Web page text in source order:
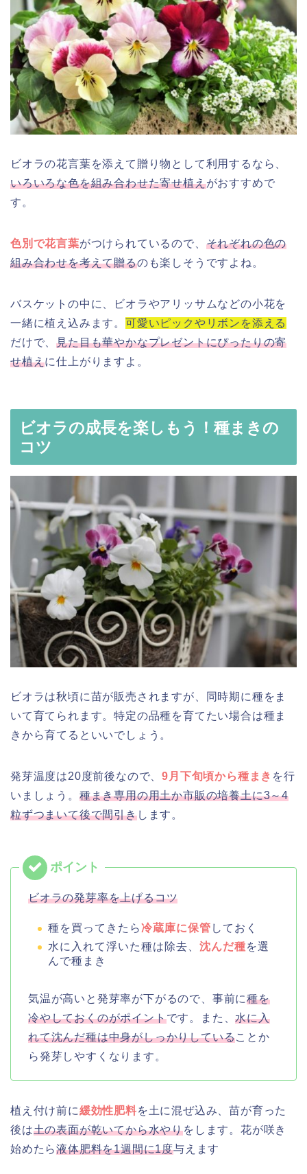
ビオラの花言葉を添えて贈り物として利用するなら、
いろいろな色を組み合わせた寄せ植えがおすすめで
す。
色別で花言葉がつけられているので、 それぞれの色の
組み合わせを考えて贈るのも楽しそうですよね。
バスケットの中に、ビオラやアリッサムなどの小花を
一緒に植え込みます。 可愛いピックやリボンを添える
だけで、見た目も華やかなプレゼントにぴったりの寄
せ植えに仕上がりますよ。
ビオラの成長を楽しもう！種まきの
コツ
ビオラは秋頃に苗が販売されますが、同時期に種をま
いて育てられます。特定の品種を育てたい場合は種ま
きから育てるといいでしょう。
発芽温度は20度前後なので、9月下旬頃から種まき を行
いましょう。 種まき専用の用土か市販の培養土に3～4
粒ずつまいて後で間引きします。
ビオラの発芽率を上げるコツ
種を買ってきたら冷蔵庫に保管 しておく
水に入れて浮いた種は除去、 沈んだ種を選
んで種まき
気温が高いと発芽率が下がるので、事前に種を
冷やしておくのがポイントです。また、水に入
れて沈んだ種は中身がしっかりしていることか
ら発芽しやすくなります。
植え付け前に緩効性肥料を土に混ぜ込み、苗が育った
後は土の表面が乾いてから水やりをします。花が咲き
始めたら液体肥料を1週間に1度与えます